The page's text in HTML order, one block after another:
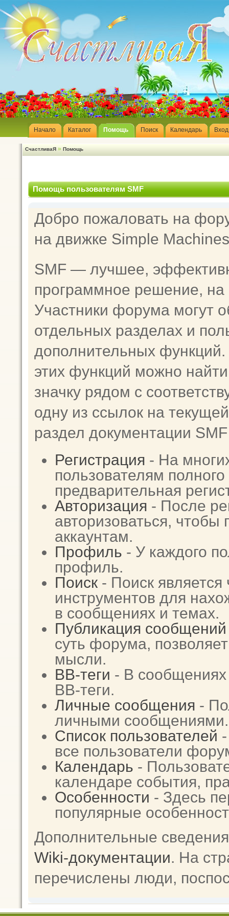
Начало Каталог Помощь Поиск Календарь Вход
СчастливаЯ » Помощь
Помощь пользователям SMF
Добро пожаловать на
на движке Simple
SMF — лучшее,
программное решение, на
Участники форума могут
отдельных разделах и
дополнительных
этих функций можно
значку рядом с
одну из ссылок на
раздел документации
Регистрация - На
пользователям
предварительная
Авторизация - После
авторизоваться, чтобы
аккаунтам.
Профиль - У каждого
профиль.
Поиск - Поиск
инструментов для
в сообщениях и темах.
Публикация сообщений
суть форума,
мысли.
BB-теги - В
BB-теги.
Личные сообщения -
личными сообщениями.
Список пользователей
все пользователи
Календарь -
календаре события,
Особенности - Здесь
популярные
Дополнительные
Wiki-документации. На
перечислены люди,